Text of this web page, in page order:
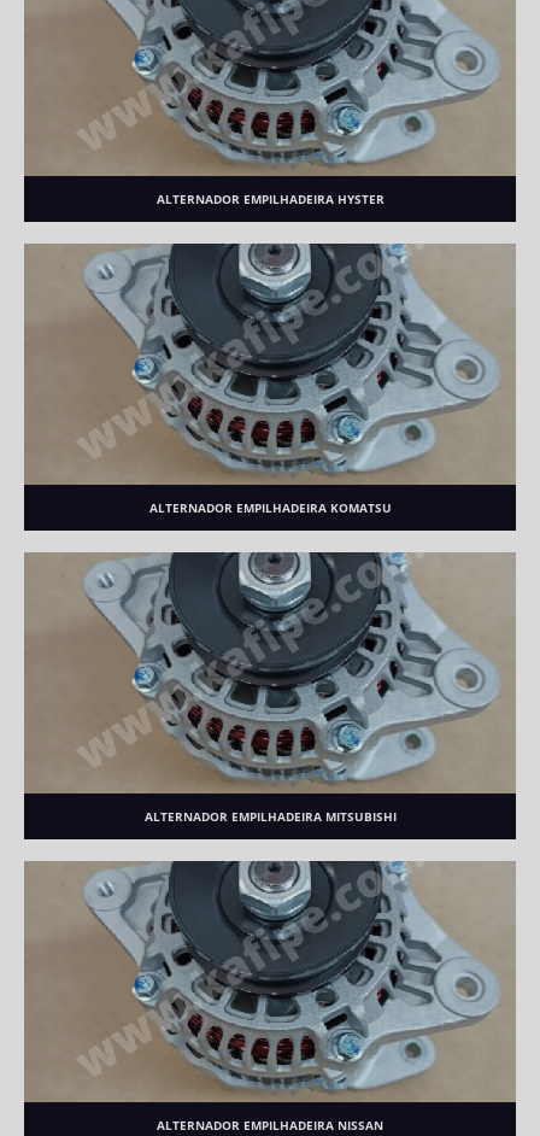
ALTERNADOR EMPILHADEIRA HYSTER
ALTERNADOR EMPILHADEIRA KOMATSU
ALTERNADOR EMPILHADEIRA MITSUBISHI
ALTERNADOR EMPILHADEIRA NISSAN